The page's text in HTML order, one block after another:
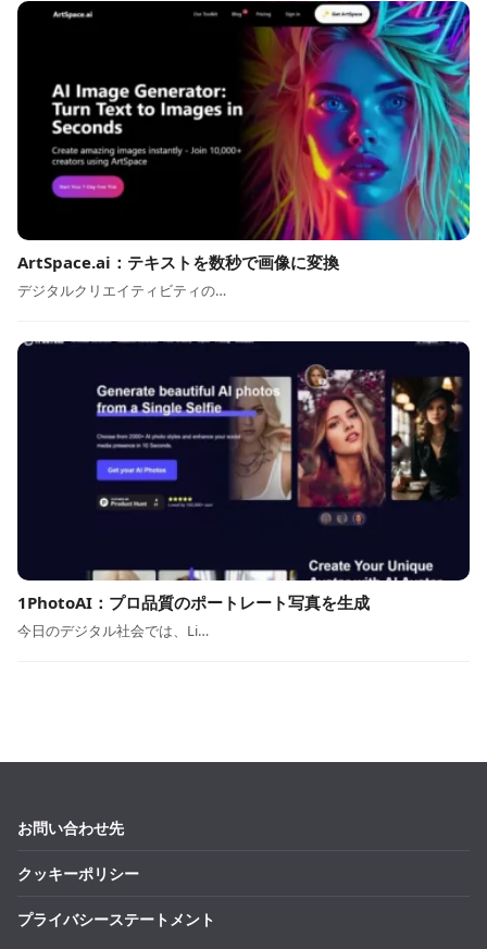
ArtSpace.ai：テキストを数秒で画像に変換
デジタルクリエイティビティの…
1PhotoAI：プロ品質のポートレート写真を生成
今日のデジタル社会では、Li…
お問い合わせ先
クッキーポリシー
プライバシーステートメント